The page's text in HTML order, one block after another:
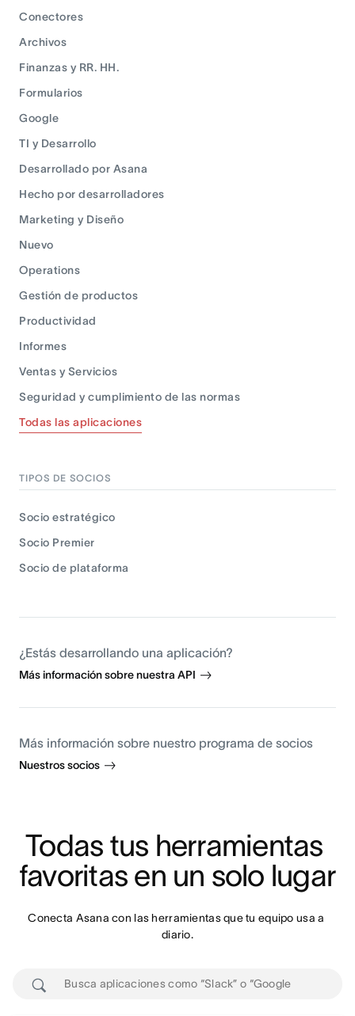
Conectores
Archivos
Finanzas y RR. HH.
Formularios
Google
TI y Desarrollo
Desarrollado por Asana
Hecho por desarrolladores
Marketing y Diseño
Nuevo
Operations
Gestión de productos
Productividad
Informes
Ventas y Servicios
Seguridad y cumplimiento de las normas
Todas las aplicaciones
TIPOS DE SOCIOS
Socio estratégico
Socio Premier
Socio de plataforma
¿Estás desarrollando una aplicación?
Más información sobre nuestra API
Más información sobre nuestro programa de socios
Nuestros socios
Todas tus herramientas
favoritas en un solo lugar
Conecta Asana con las herramientas que tu equipo usa a
diario.